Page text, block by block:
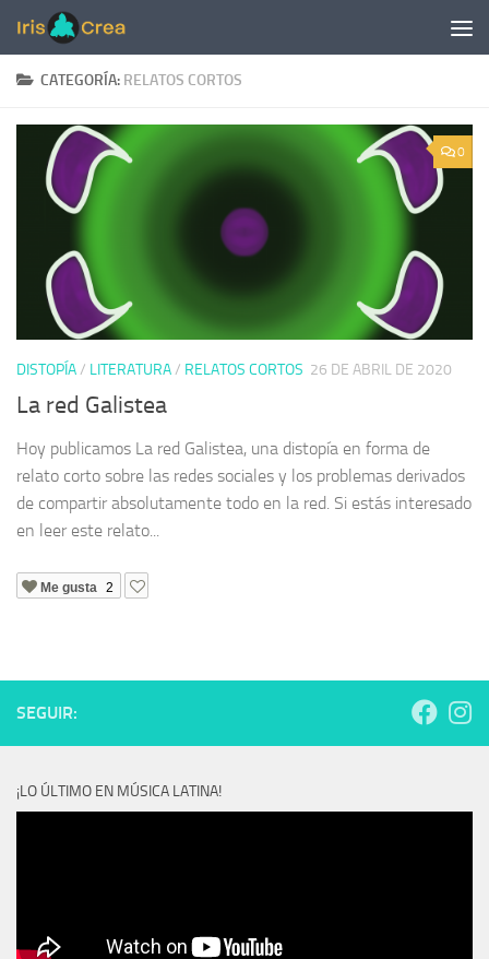
Saltar al contenido
CATEGORÍA: RELATOS CORTOS
0
DISTOPÍA/ LITERATURA/ RELATOS CORTOS 26 DE ABRIL DE 2020
La red Galistea
Hoy publicamos La red Galistea, una distopía en forma de
relato corto sobre las redes sociales y los problemas derivados
de compartir absolutamente todo en la red. Si estás interesado
en leer este relato...
Me gusta 2
SEGUIR:
¡LO ÚLTIMO EN MÚSICA LATINA!